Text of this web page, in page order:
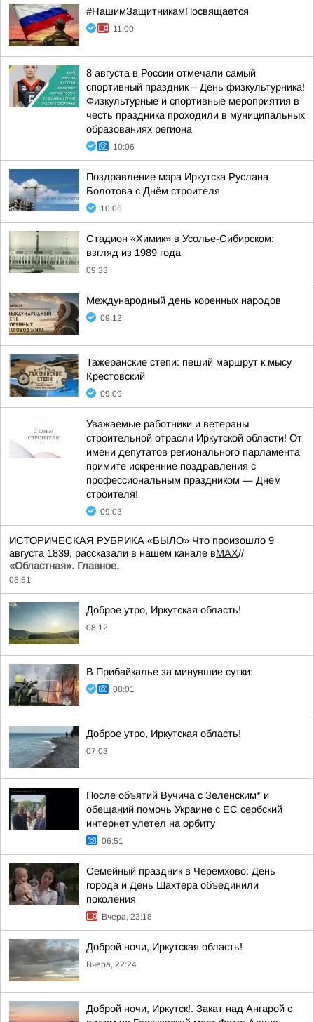
#НашимЗащитникамПосвящается
11:00
8 августа в России отмечали самый
спортивный праздник – День физкультурника!
Физкультурные и спортивные мероприятия в
честь праздника проходили в муниципальных
образованиях региона
10:06
Поздравление мэра Иркутска Руслана
Болотова с Днём строителя
10:06
Стадион «Химик» в Усолье-Сибирском:
взгляд из 1989 года
09:33
Международный день коренных народов
09:12
Тажеранские степи: пеший маршрут к мысу
Крестовский
09:09
Уважаемые работники и ветераны
строительной отрасли Иркутской области! От
имени депутатов регионального парламента
примите искренние поздравления с
профессиональным праздником — Днем
строителя!
09:03
ИСТОРИЧЕСКАЯ РУБРИКА «БЫЛО» Что произошло 9
августа 1839, рассказали в нашем канале вMAX//
«Областная». Главное.
08:51
Доброе утро, Иркутская область!
08:12
В Прибайкалье за минувшие сутки:
08:01
Доброе утро, Иркутская область!
07:03
После объятий Вучича с Зеленским* и
обещаний помочь Украине с ЕС сербский
интернет улетел на орбиту
06:51
Семейный праздник в Черемхово: День
города и День Шахтера объединили
поколения
Вчера, 23:18
Доброй ночи, Иркутская область!
Вчера, 22:24
Доброй ночи, Иркутск!. Закат над Ангарой с